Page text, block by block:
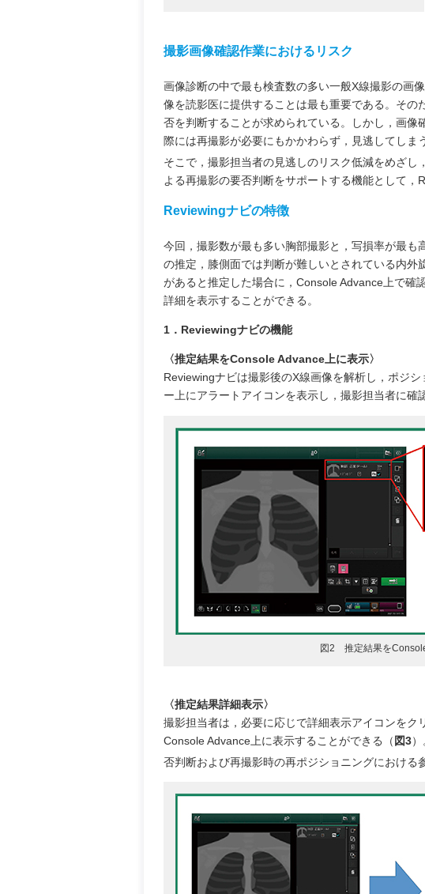
撮影画像確認作業におけるリスク
画像診断の中で最も検査数の多い一般X線撮影の画
像を読影医に提供することは最も重要である。そ
否を判断することが求められている。しかし，画
際には再撮影が必要にもかかわらず，見逃してしま
そこで，撮影担当者の見逃しのリスク低減をめざ
よる再撮影の要否判断をサポートする機能として，
Reviewingナビの特徴
今回，撮影数が最も多い胸部撮影と，写損率が最
の推定，膝側面では判断が難しいとされている内
があると推定した場合に，Console Advance上で確
詳細を表示することができる。
1．Reviewingナビの機能
〈推定結果をConsole Advance上に表示〉
Reviewingナビは撮影後のX線画像を解析し，ポジ
ー上にアラートアイコンを表示し，撮影担当者に確
図2 推定結果を
〈推定結果詳細表示〉
撮影担当者は，必要に応じで詳細表示アイコンを
Console Advance上に表示することができる（ 図3
否判断および再撮影時の再ポジショニングにおける